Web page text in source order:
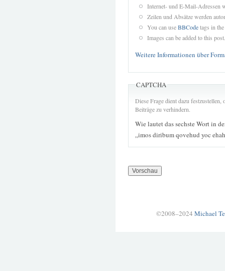
Internet- und E-Mail-Adressen
Zeilen und Absätze werden
You can useBBCodetags in
Images can be added to this post.
Weitere Informationen über
CAPTCHA
Diese Frage dient dazu
Beiträge zu verhindern.
Wie lautet das sechste Wort in
„imos diribum qovehud yoc
©2008–2024 Michael